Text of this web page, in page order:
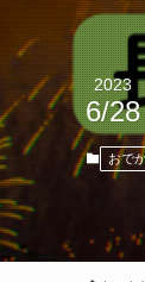
2023
6/28
おで